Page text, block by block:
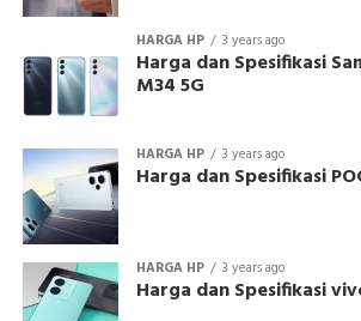
HARGA HP 3 years ago
Harga dan Spesifikasi
M34 5G
HARGA HP 3 years ago
Harga dan Spesifikasi
HARGA HP 3 years ago
Harga dan Spesifikasi